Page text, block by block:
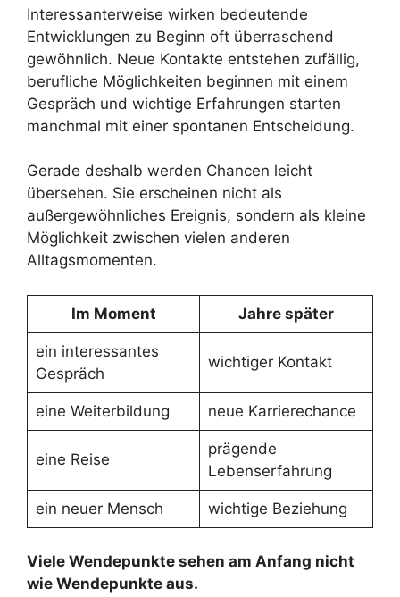
Interessanterweise wirken bedeutende
Entwicklungen zu Beginn oft überraschend
gewöhnlich. Neue Kontakte entstehen zufällig,
berufliche Möglichkeiten beginnen mit einem
Gespräch und wichtige Erfahrungen starten
manchmal mit einer spontanen Entscheidung.
Gerade deshalb werden Chancen leicht
übersehen. Sie erscheinen nicht als
außergewöhnliches Ereignis, sondern als kleine
Möglichkeit zwischen vielen anderen
Alltagsmomenten.
Im Moment Jahre später
ein interessantes
Gespräch
wichtiger Kontakt
eine Weiterbildung neue Karrierechance
eine Reise
prägende
Lebenserfahrung
ein neuer Mensch wichtige Beziehung
Viele Wendepunkte sehen am Anfang nicht
wie Wendepunkte aus.